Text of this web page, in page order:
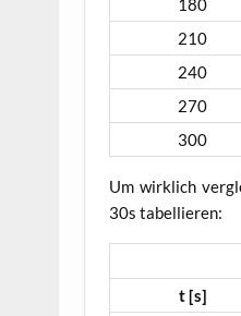
180
210
240
270
300
Um wirk­lich
30s tabellieren:
t [s]